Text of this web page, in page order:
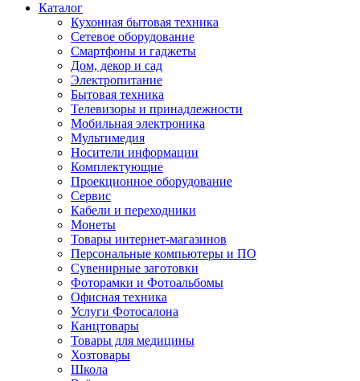
Каталог
Кухонная бытовая техника
Сетевое оборудование
Смартфоны и гаджеты
Дом, декор и сад
Электропитание
Бытовая техника
Телевизоры и принадлежности
Мобильная электроника
Мультимедия
Носители информации
Комплектующие
Проекционное оборудование
Сервис
Кабели и переходники
Монеты
Товары интернет-магазинов
Персональные компьютеры и ПО
Сувенирные заготовки
Фоторамки и Фотоальбомы
Офисная техника
Услуги Фотосалона
Канцтовары
Товары для медицины
Хозтовары
Школа